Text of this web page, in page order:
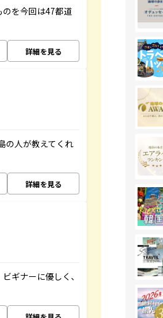
のを今回は47都道
詳細を見る
の人が教えてくれ
詳細を見る
ギナーに優しく、